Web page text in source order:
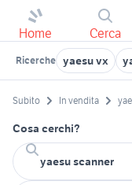
Home Cerca
Ricerche yaesu vx
Subito In vendita
Cosa cerchi?